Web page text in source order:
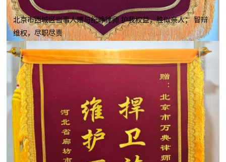
北京市西城区当事人赠与纪峥律师 护我权益，胜似亲人； 智辩
维权，尽职尽责